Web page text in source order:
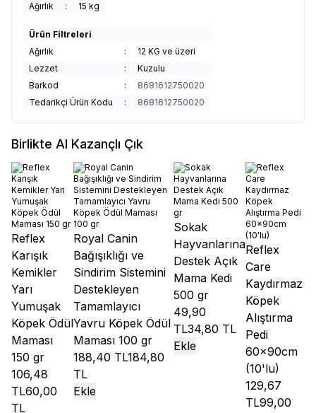
Ağırlık : 15 kg
Ürün Filtreleri
Ağırlık
:
12 KG ve üzeri
Lezzet
:
Kuzulu
Barkod
:
8681612750020
Tedarikçi Ürün Kodu
: 8681612750020
Birlikte Al Kazançlı Çık
Reflex
Karışık
Kemikler
Yarı
Yumuşak
Köpek Ödül
Maması
150 gr
106,48
TL60,00
TL
Royal Canin
Bağışıklığı ve
Sindirim Sistemini
Destekleyen
Tamamlayıcı
Yavru Köpek Ödül
Maması 100 gr
188,40 TL184,80
TL
Ekle
Sokak
Hayvanlarına
Destek Açık
Mama Kedi
500 gr
49,90
TL34,80 TL
Ekle
Reflex
Care
Kaydırmaz
Köpek
Alıştırma
Pedi
60x90cm
(10'lu)
129,67
TL99,00